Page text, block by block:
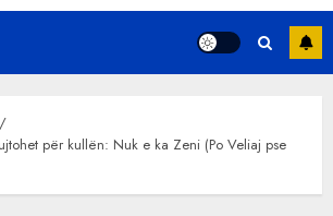
për kullën: Nuk e ka Zeni (Po Veliaj pse